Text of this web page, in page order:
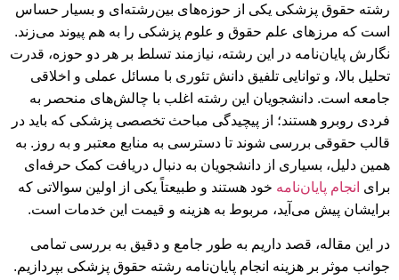
رشته حقوق پزشکی یکی از حوزه‌های بین‌رشته‌ای و بسیار حساس
است که مرزهای علم حقوق و علوم پزشکی را به هم پیوند می‌زند.
نگارش پایان‌نامه در این رشته، نیازمند تسلط بر هر دو حوزه، قدرت
تحلیل بالا، و توانایی تلفیق دانش تئوری با مسائل عملی و اخلاقی
جامعه است. دانشجویان این رشته اغلب با چالش‌های منحصر به
فردی روبرو هستند؛ از پیچیدگی مباحث تخصصی پزشکی که باید در
قالب حقوقی بررسی شوند تا دسترسی به منابع معتبر و به روز. به
همین دلیل، بسیاری از دانشجویان به دنبال دریافت کمک حرفه‌ای
برای انجام پایان‌نامه خود هستند و طبیعتاً یکی از اولین سوالاتی که
برایشان پیش می‌آید، مربوط به هزینه و قیمت این خدمات است.
در این مقاله، قصد داریم به طور جامع و دقیق به بررسی تمامی
جوانب موثر بر هزینه انجام پایان‌نامه رشته حقوق پزشکی بپردازیم.